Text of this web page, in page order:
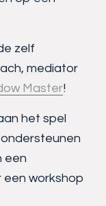
zelf
mediator
Master!
het spel
een
een workshop